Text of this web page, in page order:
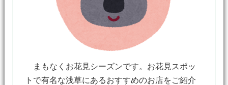
まもなくお花見シーズンです。お花見スポッ
トで有名な浅草にあるおすすめのお店をご紹介